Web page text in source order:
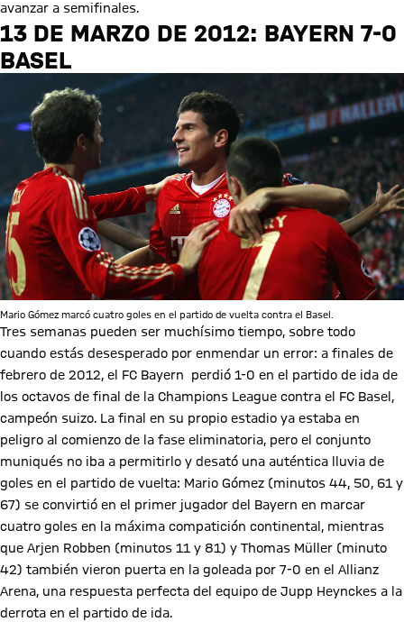
avanzar a semifinales.
13 DE MARZO DE 2012: BAYERN 7-0
BASEL
Mario Gómez marcó cuatro goles en el partido de vuelta contra el Basel.
Tres semanas pueden ser muchísimo tiempo, sobre todo
cuando estás desesperado por enmendar un error: a finales de
febrero de 2012, el FC Bayern perdió 1-0 en el partido de ida de
los octavos de final de la Champions League contra el FC Basel,
campeón suizo. La final en su propio estadio ya estaba en
peligro al comienzo de la fase eliminatoria, pero el conjunto
muniqués no iba a permitirlo y desató una auténtica lluvia de
goles en el partido de vuelta: Mario Gómez (minutos 44, 50, 61 y
67) se convirtió en el primer jugador del Bayern en marcar
cuatro goles en la máxima compatición continental, mientras
que Arjen Robben (minutos 11 y 81) y Thomas Müller (minuto
42) también vieron puerta en la goleada por 7-0 en el Allianz
Arena, una respuesta perfecta del equipo de Jupp Heynckes a la
derrota en el partido de ida.